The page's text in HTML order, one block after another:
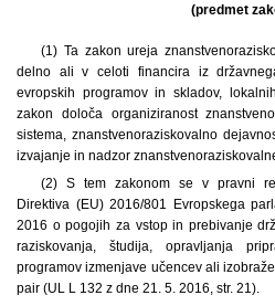
(predmet
(1) Ta zakon ureja
delno ali v celoti financira iz
evropskih programov in skladov,
zakon določa organiziranost
sistema, znanstvenoraziskovalno
izvajanje in nadzor
(2) S tem zakonom se v pravni
Direktiva (EU) 2016/801 Evropskega
2016 o pogojih za vstop in prebivanje
raziskovanja, študija, opravljanja
programov izmenjave učencev ali
pair (UL L 132 z dne 21. 5. 2016, str. 21).